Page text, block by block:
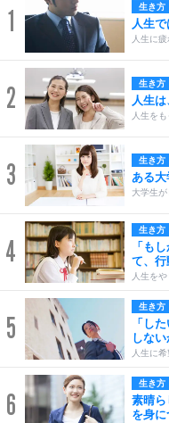
1 生き方
人生
人生に
2 生き方
人生は
人生を
3 生き方
ある大
大学生
4
生き方
「も
て、行
人生を
5
生き方
「し
しない
人生に
6
生き方
素晴ら
を身に